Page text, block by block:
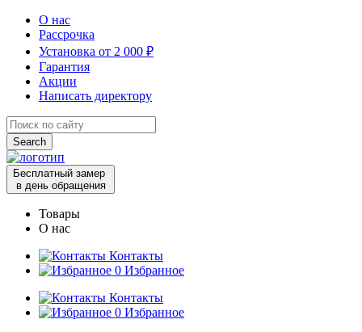
О нас
Рассрочка
Установка от 2 000 ₽
Гарантия
Акции
Написать директору
Search
for:
Бесплатный замер
в день обращения
Товары
О нас
Контакты
0 Избранное
Контакты
0 Избранное